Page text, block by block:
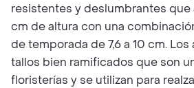
resistentes y deslumbrantes que
cm de altura con una
de temporada de 7,6 a 10 cm.
tallos bien ramificados que son
floristerías y se utilizan para